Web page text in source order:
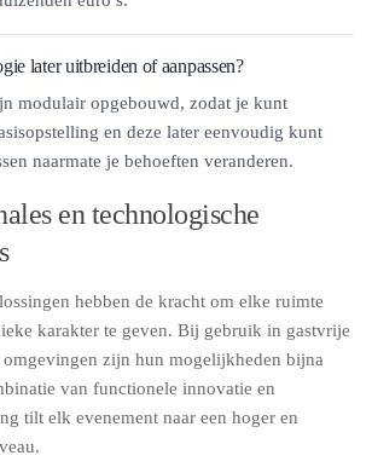
later uitbreiden of aanpassen?
modulair opgebouwd, zodat je kunt
en deze later eenvoudig kunt
naarmate je behoeften veranderen.
en technologische
hebben de kracht om elke ruimte
karakter te geven. Bij gebruik in gastvrije
zijn hun mogelijkheden bijna
van functionele innovatie en
tilt elk evenement naar een hoger en